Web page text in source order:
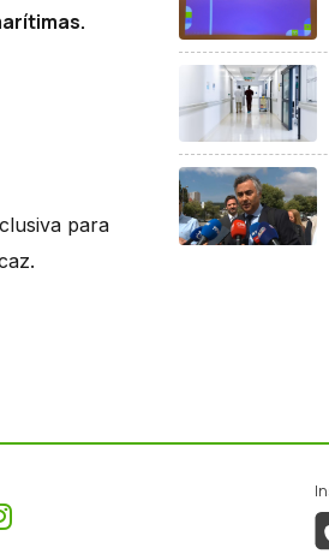
para
Instagram